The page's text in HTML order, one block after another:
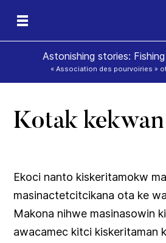
Astonishing stories:
« Association des pourvoiries »
Kotak kekwan
Ekoci nanto kiskeritamokw
masinactetcitcikana ota ke
Makona nihwe masinasowin
awacamec kitci kiskeritaman